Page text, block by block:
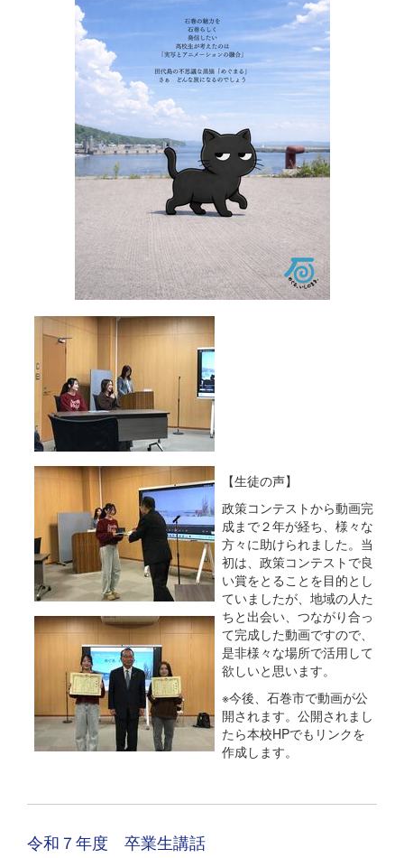
【生徒の声】
政策コンテストから動画完
成まで２年が経ち、様々な
方々に助けられました。当
初は、政策コンテストで良
い賞をとることを目的とし
ていましたが、地域の人た
ちと出会い、つながり合っ
て完成した動画ですので、
是非様々な場所で活用して
欲しいと思います。
※今後、石巻市で動画が公
開されます。公開されまし
たら本校HPでもリンクを
作成します。
令和７年度 卒業生講話